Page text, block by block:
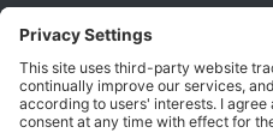
Partner Program
COMMUNITY